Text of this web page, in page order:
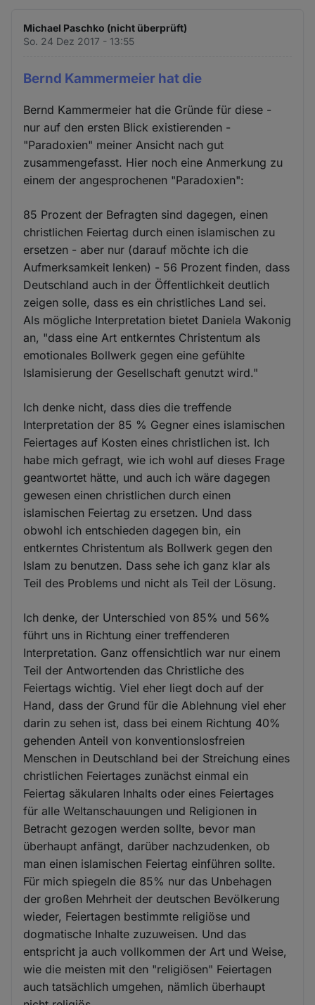
Michael Paschko (nicht überprüft)
So. 24 Dez 2017 - 13:55
Bernd Kammermeier hat die
Bernd Kammermeier hat die Gründe für diese -
nur auf den ersten Blick existierenden -
"Paradoxien" meiner Ansicht nach gut
zusammengefasst. Hier noch eine Anmerkung zu
einem der angesprochenen "Paradoxien":
85 Prozent der Befragten sind dagegen, einen
christlichen Feiertag durch einen islamischen zu
ersetzen - aber nur (darauf möchte ich die
Aufmerksamkeit lenken) - 56 Prozent finden, dass
Deutschland auch in der Öffentlichkeit deutlich
zeigen solle, dass es ein christliches Land sei.
Als mögliche Interpretation bietet Daniela Wakonig
an, "dass eine Art entkerntes Christentum als
emotionales Bollwerk gegen eine gefühlte
Islamisierung der Gesellschaft genutzt wird."
Ich denke nicht, dass dies die treffende
Interpretation der 85 % Gegner eines islamischen
Feiertages auf Kosten eines christlichen ist. Ich
habe mich gefragt, wie ich wohl auf dieses Frage
geantwortet hätte, und auch ich wäre dagegen
gewesen einen christlichen durch einen
islamischen Feiertag zu ersetzen. Und dass
obwohl ich entschieden dagegen bin, ein
entkerntes Christentum als Bollwerk gegen den
Islam zu benutzen. Dass sehe ich ganz klar als
Teil des Problems und nicht als Teil der Lösung.
Ich denke, der Unterschied von 85% und 56%
führt uns in Richtung einer treffenderen
Interpretation. Ganz offensichtlich war nur einem
Teil der Antwortenden das Christliche des
Feiertags wichtig. Viel eher liegt doch auf der
Hand, dass der Grund für die Ablehnung viel eher
darin zu sehen ist, dass bei einem Richtung 40%
gehenden Anteil von konventionslosfreien
Menschen in Deutschland bei der Streichung eines
christlichen Feiertages zunächst einmal ein
Feiertag säkularen Inhalts oder eines Feiertages
für alle Weltanschauungen und Religionen in
Betracht gezogen werden sollte, bevor man
überhaupt anfängt, darüber nachzudenken, ob
man einen islamischen Feiertag einführen sollte.
Für mich spiegeln die 85% nur das Unbehagen
der großen Mehrheit der deutschen Bevölkerung
wieder, Feiertagen bestimmte religiöse und
dogmatische Inhalte zuzuweisen. Und das
entspricht ja auch vollkommen der Art und Weise,
wie die meisten mit den "religiösen" Feiertagen
auch tatsächlich umgehen, nämlich überhaupt